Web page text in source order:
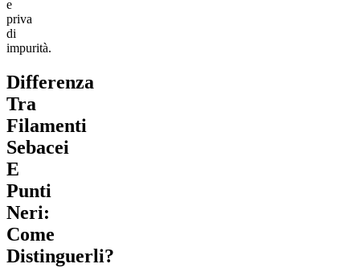
e
priva
di
impurità.
Differenza
Tra
Filamenti
Sebacei
E
Punti
Neri:
Come
Distinguerli?